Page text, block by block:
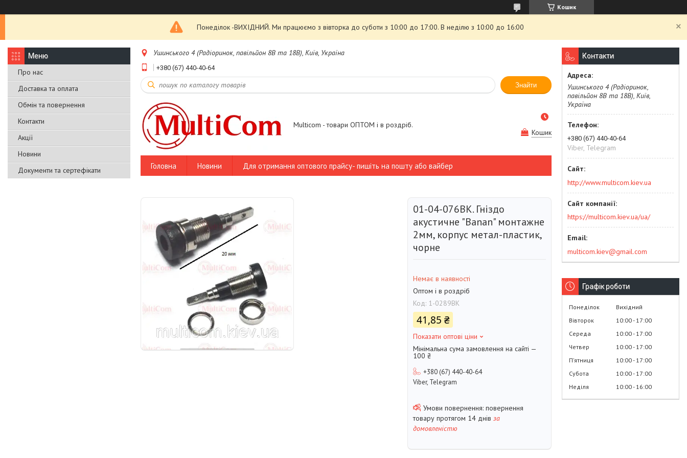
Кошик
Понеділок -ВИХІДНИЙ. Ми працюємо з вівторка до суботи з 10:00 до 17:00. В неділю з 10:00 до 16:00
Про нас
Доставка та оплата
Обмін та повернення
Контакти
Акції
Новини
Документи та сертефікати
Ушинського 4 (Радіоринок, павільйон 8В та 18В), Київ, Україна
+380 (67) 440-40-64
Знайти
Multicom - товари ОПТОМ і в роздріб.
Кошик
Головна Новини Для отримання оптового прайсу- пишіть на пошту або вайбер
01-04-076BK. Гніздо
акустичне "Banan" монтажне
2мм, корпус метал-пластик,
чорне
Немає в наявності
Оптом і в роздріб
Код: 1-0289BK
41,85 ₴
Показати оптові ціни
Мінімальна сума замовлення на сайті —
100 ₴
+380 (67) 440-40-64
Viber, Telegram
повернення
товару протягом 14 днів за
домовленістю
Контакти
Ушинського 4 (Радіоринок,
павільйон 8В та 18В), Київ,
Україна
+380 (67) 440-40-64
Viber, Telegram
http://www.multicom.kiev.ua
https://multicom.kiev.ua/ua/
multicom.kiev@gmail.com
Графік роботи
Понеділок
Вихідний
Вівторок
10:00 17:00
Середа
10:00 17:00
Четвер
10:00 17:00
Пʼятниця
10:00 17:00
Субота
10:00 17:00
Неділя
10:00 16:00